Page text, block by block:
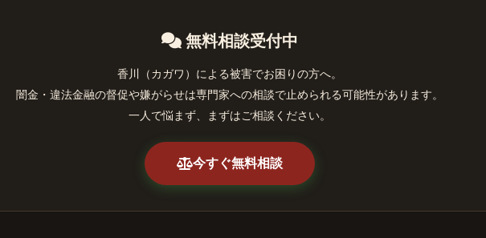
無料相談受付中
香川（カガワ）による被害でお困りの方へ。
闇金・違法金融の督促や嫌がらせは専門家への相談で止められる可能性があります。
一人で悩まず、まずはご相談ください。
今すぐ無料相談